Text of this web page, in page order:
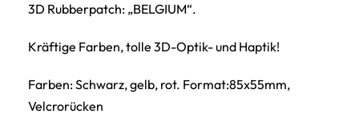
3D Rubberpatch: „BELGIUM“.
Kräftige Farben, tolle 3D-Optik- und Haptik!
Farben: Schwarz, gelb, rot. Format:85x55mm,
Velcrorücken